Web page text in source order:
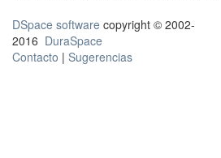
DSpace software copyright © 2002-
2016 DuraSpace
Contacto | Sugerencias